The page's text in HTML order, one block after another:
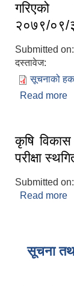
२०७९/०९/
Submitted on:
दस्तावेज:
सूचनाको
Read more
कृषि
परीक्षा
Submitted on:
Read more
सूचना